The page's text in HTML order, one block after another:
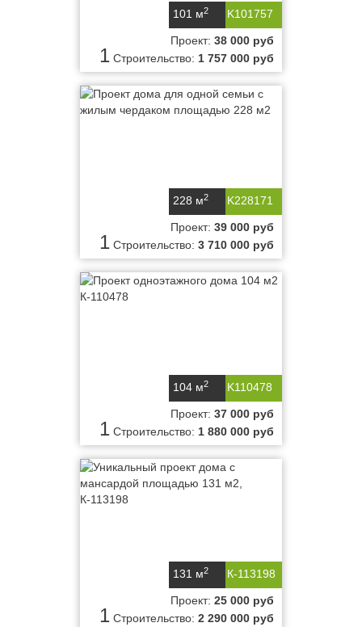
K101757
101 м2
1
Проект: 38 000 руб
Строительство: 1 757 000 руб
K228171
228 м2
1
Проект: 39 000 руб
Строительство: 3 710 000 руб
K110478
104 м2
1
Проект: 37 000 руб
Строительство: 1 880 000 руб
К-113198
131 м2
1
Проект: 25 000 руб
Строительство: 2 290 000 руб